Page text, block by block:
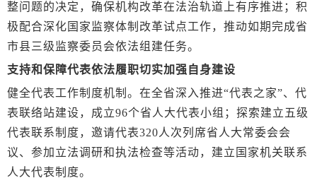
整问题的决定，确保机构改革在法治轨道上有序推进；积
极配合深化国家监察体制改革试点工作，推动如期完成省
市县三级监察委员会依法组建任务。
支持和保障代表依法履职切实加强自身建设
健全代表工作制度机制。在全省深入推进“代表之家”、代
表联络站建设，成立96个省人大代表小组；探索建立五级
代表联系制度，邀请代表320人次列席省人大常委会会
议、参加立法调研和执法检查等活动，建立国家机关联系
人大代表制度。